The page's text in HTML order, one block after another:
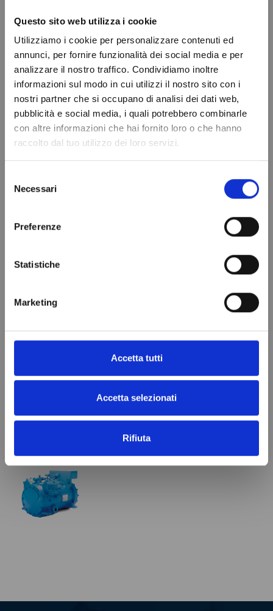
Questo sito web utilizza i cookie
Utilizziamo i cookie per personalizzare contenuti ed
annunci, per fornire funzionalità dei social media e per
analizzare il nostro traffico. Condividiamo inoltre
informazioni sul modo in cui utilizzi il nostro sito con i
nostri partner che si occupano di analisi dei dati web,
pubblicità e social media, i quali potrebbero combinarle
con altre informazioni che hai fornito loro o che hanno
raccolto dal tuo utilizzo dei loro servizi.
delNecessari
Preferenze
Statistiche
Marketing
Accetta tutti
Accetta selezionati
Rifiuta
Rivenditori ufficiali per l'Europa
Nel nostro catalogo troverai prodotti e parti di
ricambi di oltre 1200 produttori
VISTI DI RECENTE